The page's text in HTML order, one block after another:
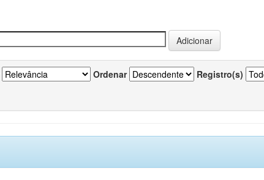
Ordenar Registro(s)